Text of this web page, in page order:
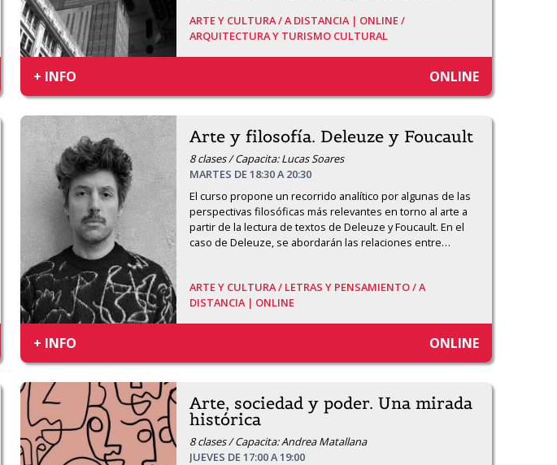
ARTE Y CULTURA /A DISTANCIA | ONLINE /
ARQUITECTURA Y TURISMO CULTURAL
+ INFO ONLINE
Arte y filosofía. Deleuze y Foucault
8 clases / Capacita: Lucas Soares
MARTES DE 18:30 A 20:30
El curso propone un recorrido analítico por algunas de las
perspectivas filosóficas más relevantes en torno al arte a
partir de la lectura de textos de Deleuze y Foucault. En el
caso de Deleuze, se abordarán las relaciones entre…
ARTE Y CULTURA / LETRAS Y PENSAMIENTO /A
DISTANCIA | ONLINE
+ INFO ONLINE
Arte, sociedad y poder. Una mirada
histórica
8 clases / Capacita: Andrea Matallana
JUEVES DE 17:00 A 19:00